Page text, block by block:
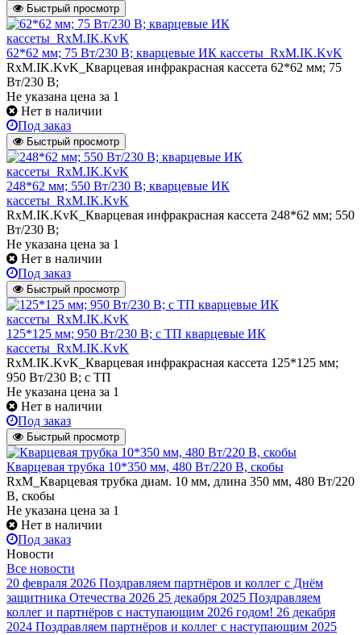
Быстрый просмотр
62*62 мм; 75 Вт/230 В; кварцевые ИК кассеты_RxM.IK.KvK
RxM.IK.KvK_Кварцевая инфракрасная кассета 62*62 мм; 75
Вт/230 В;
Не указана цена за 1
Нет в наличии
Под заказ
Быстрый просмотр
248*62 мм; 550 Вт/230 В; кварцевые ИК
кассеты_RxM.IK.KvK
RxM.IK.KvK_Кварцевая инфракрасная кассета 248*62 мм; 550
Вт/230 В;
Не указана цена за 1
Нет в наличии
Под заказ
Быстрый просмотр
125*125 мм; 950 Вт/230 В; с ТП кварцевые ИК
кассеты_RxM.IK.KvK
RxM.IK.KvK_Кварцевая инфракрасная кассета 125*125 мм;
950 Вт/230 В; с ТП
Не указана цена за 1
Нет в наличии
Под заказ
Быстрый просмотр
Кварцевая трубка 10*350 мм, 480 Вт/220 В, скобы
RxM_Кварцевая трубка диам. 10 мм, длина 350 мм, 480 Вт/220
В, скобы
Не указана цена за 1
Нет в наличии
Под заказ
Новости
Все новости
20 февраля 2026 Поздравляем партнёров и коллег с Днём
защитника Отечества 2026 25 декабря 2025 Поздравляем
коллег и партнёров с наступающим 2026 годом! 26 декабря
2024 Поздравляем партнёров и коллег с наступающим 2025